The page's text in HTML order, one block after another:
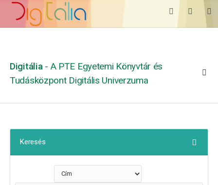
Digitália - A PTE Egyetemi Könyvtár és
Tudásközpont Digitális Univerzuma
Keresés